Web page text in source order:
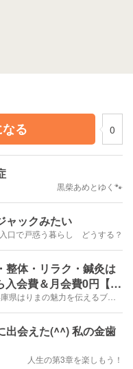
る
0
黒柴あめとゆく🐾
ャックみたい
口で戸惑う暮らし どうする？
整体・リラク・鍼灸は
会費＆月会費0円【太
出会えた(^^) 私の金歯
人生の第3章を楽しもう！